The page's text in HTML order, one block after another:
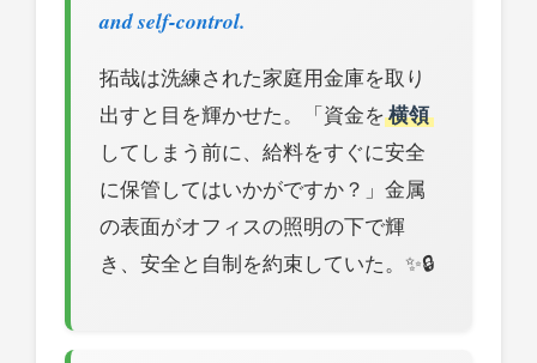
and self-control.
拓哉は洗練された家庭用金庫を取り
出すと目を輝かせた。「資金を 横領
してしまう前に、給料をすぐに安全
に保管してはいかがですか？」金属
の表面がオフィスの照明の下で輝
き、安全と自制を約束していた。✨🔒